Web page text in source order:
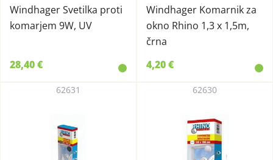
Windhager Svetilka proti
komarjem 9W, UV
28,40 €
Windhager Komarnik za
okno Rhino 1,3 x 1,5m,
črna
4,20 €
62631 62630